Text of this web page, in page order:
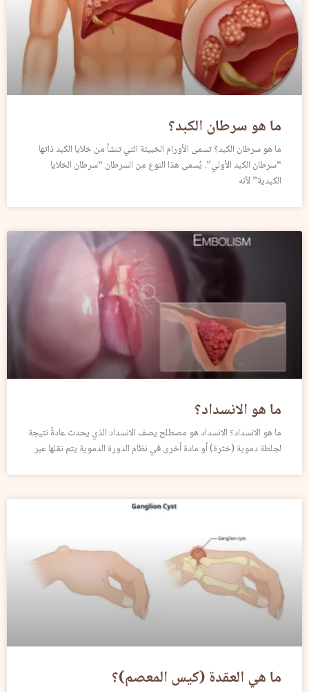
ما هو سرطان الكبد؟
ما هو سرطان الكبد؟ تسمى الأورام الخبيثة التي تنشأ من خلايا الكبد ذاتها
“سرطان الكبد الأولي”. يُسمى هذا النوع من السرطان “سرطان الخلايا
الكبدية” لأنه
ما هو الانسداد؟
ما هو الانسداد؟ الانسداد هو مصطلح يصف الانسداد الذي يحدث عادةً نتيجة
لجلطة دموية (خثرة) أو مادة أخرى في نظام الدورة الدموية يتم نقلها عبر
ما هي العقدة (كيس المعصم)؟